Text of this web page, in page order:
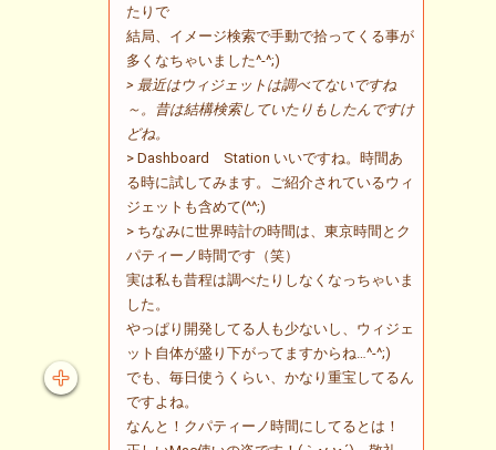
たりで
結局、イメージ検索で手動で拾ってくる事が
多くなちゃいました^-^;)
> 最近はウィジェットは調べてないですね
～。昔は結構検索していたりもしたんですけ
どね。
> Dashboard Station いいですね。時間あ
る時に試してみます。ご紹介されているウィ
ジェットも含めて(^^;)
> ちなみに世界時計の時間は、東京時間とク
パティーノ時間です（笑）
実は私も昔程は調べたりしなくなっちゃいま
した。
やっぱり開発してる人も少ないし、ウィジェ
ット自体が盛り下がってますからね…^-^;)
でも、毎日使うくらい、かなり重宝してるん
ですよね。
なんと！クパティーノ時間にしてるとは！